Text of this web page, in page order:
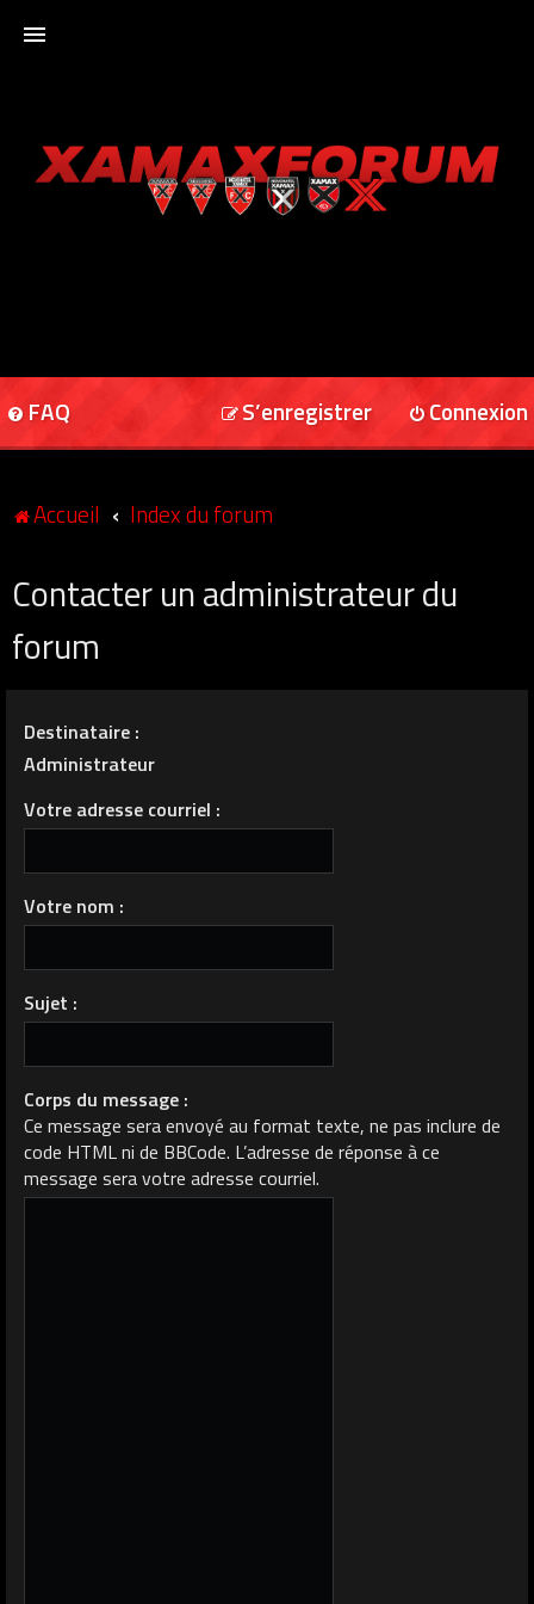
XAMAXFORUM
FAQ Connexion
S’enregistrer
Accueil Index du forum
Contacter un administrateur du
forum
Destinataire :
Administrateur
Votre adresse courriel :
Votre nom :
Sujet :
Corps du message :
Ce message sera envoyé au format texte, ne pas inclure de
code HTML ni de BBCode. L’adresse de réponse à ce
message sera votre adresse courriel.